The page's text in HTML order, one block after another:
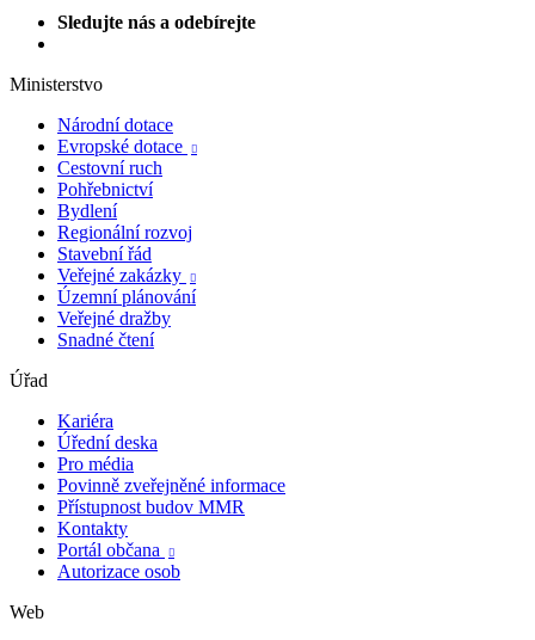
Sledujte nás a odebírejte
Ministerstvo
Národní dotace
Evropské dotace

Cestovní ruch
Pohřebnictví
Bydlení
Regionální rozvoj
Stavební řád
Veřejné zakázky

Územní plánování
Veřejné dražby
Snadné čtení
Úřad
Kariéra
Úřední deska
Pro média
Povinně zveřejněné informace
Přístupnost budov MMR
Kontakty
Portál občana

Autorizace osob
Web